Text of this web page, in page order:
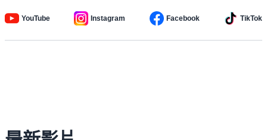
YouTube Instagram Facebook TikTok